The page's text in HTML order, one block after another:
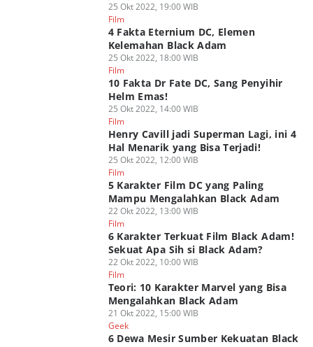
25 Okt 2022, 19:00 WIB
Film
4 Fakta Eternium DC, Elemen
Kelemahan Black Adam
25 Okt 2022, 18:00 WIB
Film
10 Fakta Dr Fate DC, Sang Penyihir
Helm Emas!
25 Okt 2022, 14:00 WIB
Film
Henry Cavill jadi Superman Lagi, ini 4
Hal Menarik yang Bisa Terjadi!
25 Okt 2022, 12:00 WIB
Film
5 Karakter Film DC yang Paling
Mampu Mengalahkan Black Adam
22 Okt 2022, 13:00 WIB
Film
6 Karakter Terkuat Film Black Adam!
Sekuat Apa Sih si Black Adam?
22 Okt 2022, 10:00 WIB
Film
Teori: 10 Karakter Marvel yang Bisa
Mengalahkan Black Adam
21 Okt 2022, 15:00 WIB
Geek
6 Dewa Mesir Sumber Kekuatan Black